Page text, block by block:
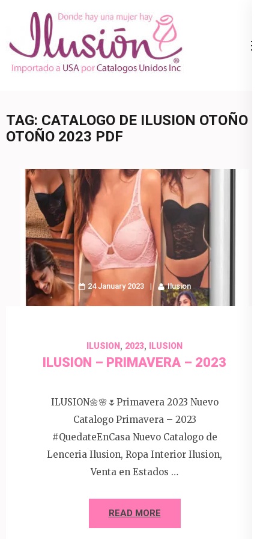
content
(Press
Ropa Interior
800.825.9452
TAG: CATALOGO DE ILUSION OTOÑO
OTOÑO 2023 PDF
24 January 2023 Ilusion
ILUSION , 2023, ILUSION
ILUSION – PRIMAVERA – 2023
ILUSION🌼🌸🌷Primavera 2023 Nuevo
Catalogo Primavera – 2023
#QuedateEnCasa Nuevo Catalogo de
Lenceria Ilusion, Ropa Interior Ilusion,
Venta en Estados …
READ MORE